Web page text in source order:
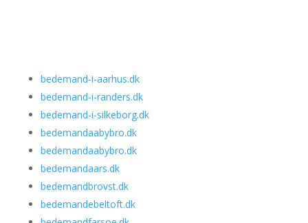
bedemand-i-aarhus.dk
bedemand-i-randers.dk
bedemand-i-silkeborg.dk
bedemandaabybro.dk
bedemandaabybro.dk
bedemandaars.dk
bedemandbrovst.dk
bedemandebeltoft.dk